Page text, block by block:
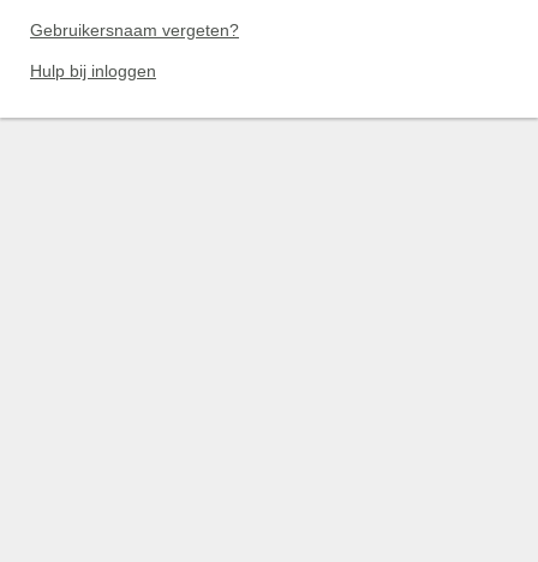
Gebruikersnaam vergeten?
Hulp bij inloggen